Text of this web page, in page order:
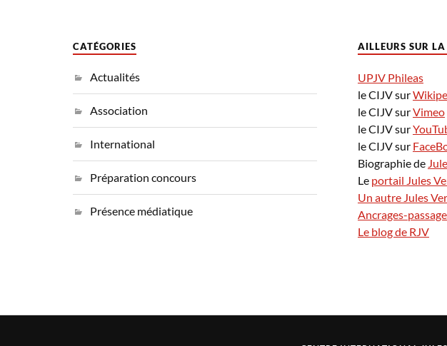
CATÉGORIES
Actualités
Association
International
Préparation concours
Présence médiatique
AILLEURS SUR
UPJV Phileas
le CIJV sur
le CIJV surVimeo
le CIJV sur
le CIJV sur
Biographie de
Le portail Jules
Un autre Jules
Ancrages-
Le blog de RJV